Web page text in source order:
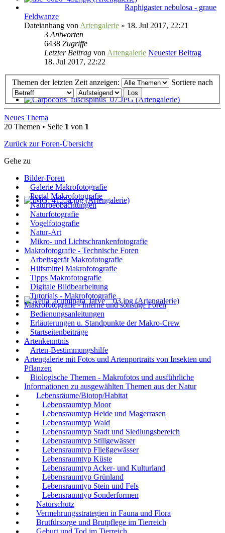
Raphigaster nebulosa - graue
Feldwanze
Dateianhang von Artengalerie » 18. Jul 2017, 22:21
3 Antworten
6438 Zugriffe
Letzter Beitrag von Artengalerie Neuester Beitrag
18. Jul 2017, 22:22
Themen der letzten Zeit anzeigen: Sortiere nach
Neues Thema
20 Themen • Seite 1 von 1
Zurück zur Foren-Übersicht
Gehe zu
Bilder-Foren
Galerie Makrofotografie
Portal Makrofotografie
Naturbeobachtungen
Naturfotografie
Vogelfotografie
Natur-Art
Mikro- und Lichtschrankenfotografie
Makrofotografie - Technische Foren
Arbeitsgerät Makrofotografie
Hilfsmittel Makrofotografie
Tipps Makrofotografie
Digitale Bildbearbeitung
Tutorials - Makrofotografie
Makrofotografie - interne und sonstige Foren
Bedienungsanleitungen
Erläuterungen u. Standpunkte der Makro-Crew
Startseitenbeiträge
Artenkenntnis
Arten-Bestimmungshilfe
Artengalerie mit Fotos und Artenportraits von Insekten und
Pflanzen
Biologische Themen - Makrofotos und ausführliche
Informationen zu ausgewählten Themen aus der Natur
Lebensräume/Biotop/Habitat
Lebensraumtyp Moor
Lebensraumtyp Heide und Magerrasen
Lebensraumtyp Wald
Lebensraumtyp Stadt und Siedlungsbereich
Lebensraumtyp Stillgewässer
Lebensraumtyp Fließgewässer
Lebensraumtyp Küste
Lebensraumtyp Acker- und Kulturland
Lebensraumtyp Grünland
Lebensraumtyp Stein und Fels
Lebensraumtyp Sonderformen
Naturschutz
Vermehrungsstrategien in Fauna und Flora
Brutfürsorge und Brutpflege im Tierreich